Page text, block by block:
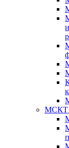
МСКТ